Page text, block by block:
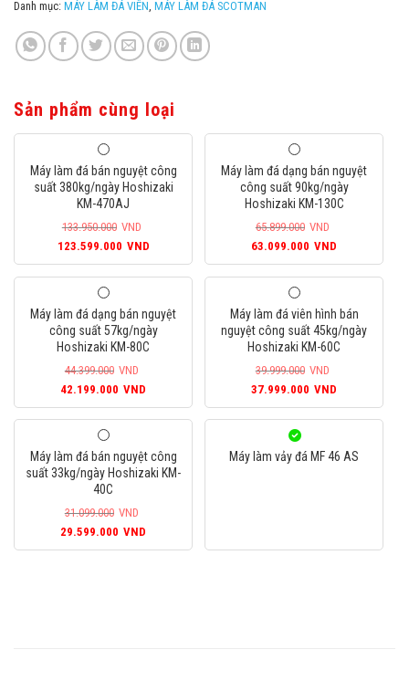
Danh mục: MÁY LÀM ĐÁ VIÊN, MÁY LÀM ĐÁ SCOTMAN
Sản phẩm cùng loại
Máy làm đá bán nguyệt công
suất 380kg/ngày Hoshizaki
KM-470AJ
133.950.000 VND
Giá
gốc
là:
133.950.000VND.
123.599.000 VND
hiện
tại
123.599.000VND.
Máy làm đá dạng bán nguyệt
công suất 90kg/ngày
Hoshizaki KM-130C
65.899.000 VND
Giá
gốc
là:
65.899.000VND.
63.099.000 VND
hiện
tại
Máy làm đá dạng bán nguyệt
công suất 57kg/ngày
Hoshizaki KM-80C
44.399.000 VND
Giá
gốc
44.399.000VND.
42.199.000 VND
hiện
42.199.000VND.
Máy làm đá viên hình bán
nguyệt công suất 45kg/ngày
Hoshizaki KM-60C
39.999.000 VND
Giá
gốc
39.999.000VND.
37.999.000 VND
hiện
Máy làm đá bán nguyệt công
suất 33kg/ngày Hoshizaki KM-
40C
31.099.000 VND
Giá
gốc
29.599.000 VND
hiện
Máy làm vảy đá MF 46 AS